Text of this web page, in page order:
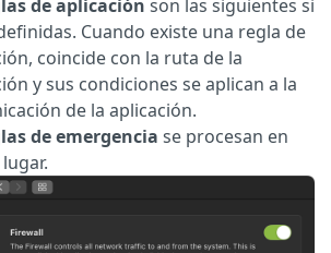
de aplicación son las siguientes si
Cuando existe una regla de
coincide con la ruta de la
y sus condiciones se aplican a la
de la aplicación.
de emergencia se procesan en